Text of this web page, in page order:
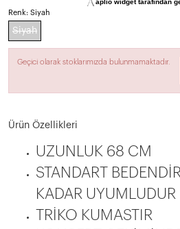
Siyah
STANDART
KADAR UYUMLUDUR
TRİKO KUMASTIR
KONSEPT